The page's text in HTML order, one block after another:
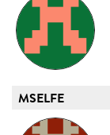
MSELFE